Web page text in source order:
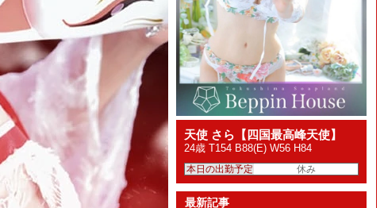
天使 さら【四国最高峰天使】
24歳 T154 B88(E) W56 H84
本日の出勤予定 休み
最新記事